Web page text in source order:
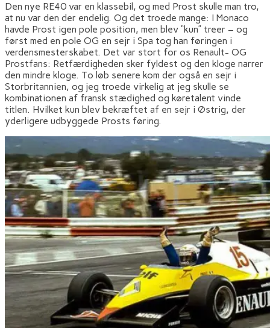
Den nye RE40 var en klassebil, og med Prost skulle man tro,
at nu var den der endelig. Og det troede mange: I Monaco
havde Prost igen pole position, men blev “kun” treer – og
først med en pole OG en sejr i Spa tog han føringen i
verdensmesterskabet. Det var stort for os Renault- OG
Prostfans: Retfærdigheden sker fyldest og den kloge narrer
den mindre kloge. To løb senere kom der også en sejr i
Storbritannien, og jeg troede virkelig at jeg skulle se
kombinationen af fransk stædighed og køretalent vinde
titlen. Hvilket kun blev bekræftet af en sejr i Østrig, der
yderligere udbyggede Prosts føring.